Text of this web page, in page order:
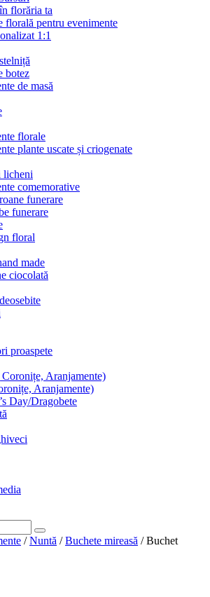
florăria ta
florală pentru evenimente
1:1
botez
de masă
florale
plante uscate și criogenate
licheni
comemorative
funerare
funerare
floral
made
ciocolată
proaspete
Aranjamente)
Aranjamente)
Day/Dragobete
/Nuntă /Buchete mireasă / Buchet